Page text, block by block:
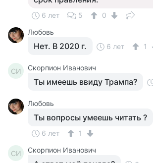
6 лет 5
0
Любовь
Нет. В 2020 г. 6 лет 1
СИ Скорпион Иванович
Ты имеешь ввиду Трампа?
Любовь
Ты вопросы умеешь читать ?
6 лет 1
СИ Скорпион Иванович